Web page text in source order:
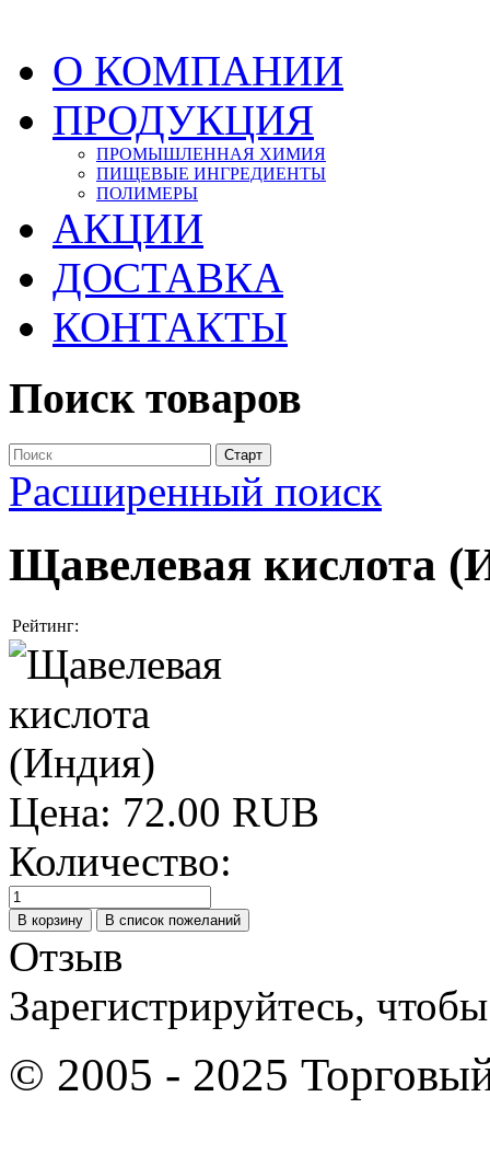
О КОМПАНИИ
ПРОДУКЦИЯ
ПРОМЫШЛЕННАЯ ХИМИЯ
ПИЩЕВЫЕ ИНГРЕДИЕНТЫ
ПОЛИМЕРЫ
АКЦИИ
ДОСТАВКА
КОНТАКТЫ
Поиск товаров
Расширенный поиск
Щавелевая кислота
Рейтинг:
Цена: 72.00 RUB
Количество:
Отзыв
Зарегистрируйтесь,
© 2005 - 2025